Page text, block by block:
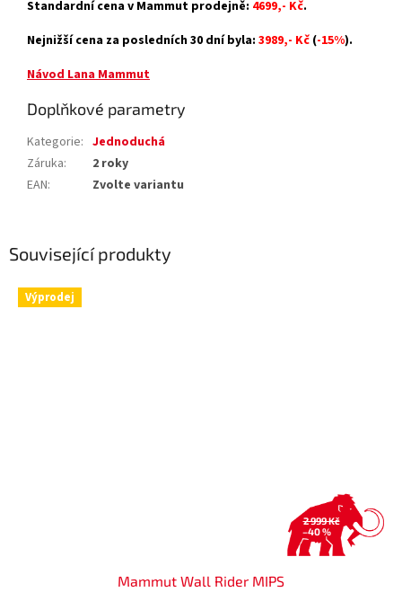
Související produkty
Výprodej
2 999 Kč
–40 %
Mammut Wall Rider MIPS
Standardní cena v Mammut prodejně: 4699,- Kč.
Nejnižší cena za posledních 30 dní byla: 3989,- Kč (-15%).
Návod Lana Mammut
Doplňkové parametry
Kategorie: Jednoduchá
Záruka:
2 roky
EAN: Zvolte variantu